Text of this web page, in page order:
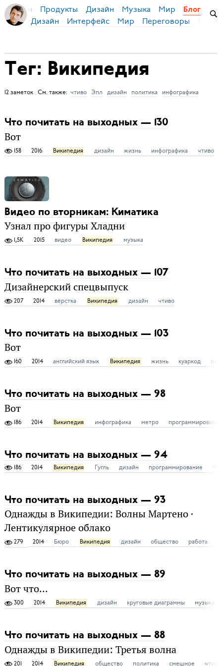
Бирман Продукты Дизайн Музыка Мир Блог
Дизайн Интерфейс Мир Переговоры
Тег: Википедия
12 заметок См. также: чтиво Эпл дизайн политика инфографика
Что почитать на выходных — 130
Вот
158 2016 Википедия дизайн жизнь инфографика чтиво
Видео по вторникам: Киматика
Узнал про фигуры Хладни
1,5K 2015 видео Википедия музыка
Что почитать на выходных — 107
Дизайнерский спецвыпуск
207 2014 вёрстка Википедия дизайн чтиво
Что почитать на выходных — 103
Вот
160 2014 английский язык Википедия жизнь куаркод
Что почитать на выходных — 98
Вот
186 2014 Википедия инфографика метро
Что почитать на выходных — 94
186 2014 Википедия Гугль дизайн программирование
Что почитать на выходных — 93
Однажды в Википедии: Волны Мартено ·
Лентикулярное облако
279 2014 Бюро Википедия дизайн общество работа
Что почитать на выходных — 89
Вот что...
300 2014 Википедия дизайн круговые диаграммы музыка
Что почитать на выходных — 88
Однажды в Википедии: Третья волна
201 2014 Википедия общество политика смешное чтиво